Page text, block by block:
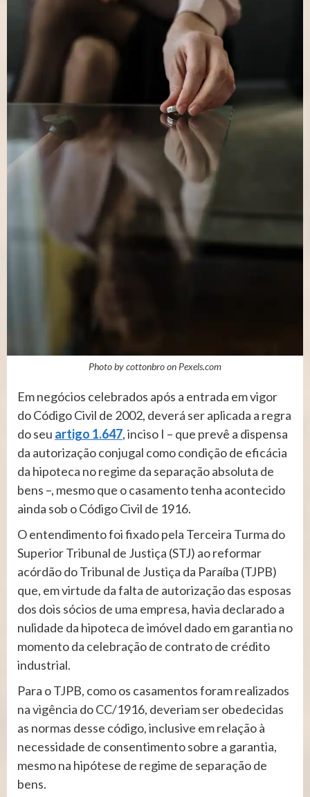
Photo by cottonbro on Pexels.com
​​​​Em negócios celebrados após a entrada em vigor
do Código Civil de 2002, deverá ser aplicada a regra
do seu artigo 1.647, inciso I – que prevê a dispensa
da autorização conjugal como condição de eficácia
da hipoteca no regime da separação absoluta de
bens –, mesmo que o casamento tenha acontecido
ainda sob o Código Civil de 1916.
O entendimento foi fixado pela Terceira Turma do
Superior Tribunal de Justiça (STJ) ao reformar
acórdão do Tribunal de Justiça da Paraíba (TJPB)
que, em virtude da falta de autorização das esposas
dos dois sócios de uma empresa, havia declarado a
nulidade da hipoteca de imóvel dado em garantia no
momento da celebração de contrato de crédito
industrial.
Para o TJPB, como os casamentos foram realizados
na vigência do CC/1916, deveriam ser obedecidas
as normas desse código, inclusive em relação à
necessidade de consentimento sobre a garantia,
mesmo na hipótese de regime de separação de
bens.